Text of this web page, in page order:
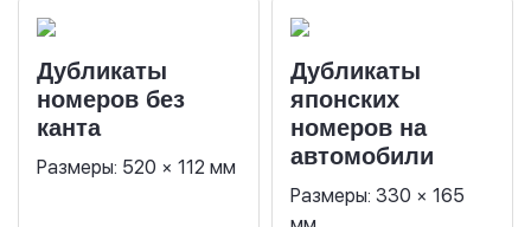
Дубликаты
номеров без
канта
Размеры: 520 × 112 мм
Дубликаты
японских
номеров на
автомобили
Размеры: 330 × 165